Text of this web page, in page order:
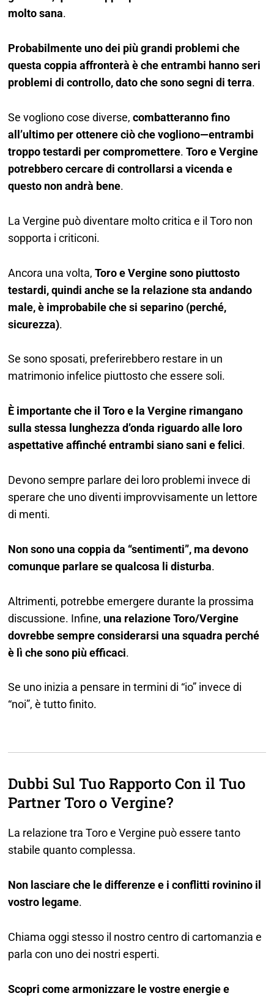
molto sana.
Probabilmente uno dei più grandi problemi che
questa coppia affronterà è che entrambi hanno seri
problemi di controllo, dato che sono segni di terra.
Se vogliono cose diverse,combatteranno fino
all’ultimo per ottenere ciò che vogliono—entrambi
troppo testardi per compromettere.Toro e Vergine
potrebbero cercare di controllarsi a vicenda e
questo non andrà bene.
La Vergine può diventare molto critica e il Toro non
sopporta i criticoni.
Ancora una volta,Toro e Vergine sono piuttosto
testardi, quindi anche se la relazione sta andando
male, è improbabile che si separino (perché,
sicurezza).
Se sono sposati, preferirebbero restare in un
matrimonio infelice piuttosto che essere soli.
È importante che il Toro e la Vergine rimangano
sulla stessa lunghezza d’onda riguardo alle loro
aspettative affinché entrambi siano sani e felici.
Devono sempre parlare dei loro problemi invece di
sperare che uno diventi improvvisamente un lettore
di menti.
Non sono una coppia da “sentimenti”, ma devono
comunque parlare se qualcosa li disturba.
Altrimenti, potrebbe emergere durante la prossima
discussione. Infine, una relazione Toro/Vergine
dovrebbe sempre considerarsi una squadra perché
è lì che sono più efficaci.
Se uno inizia a pensare in termini di “io” invece di
“noi”, è tutto finito.
Dubbi Sul Tuo Rapporto Con il Tuo
Partner Toro o Vergine?
La relazione tra Toro e Vergine può essere tanto
stabile quanto complessa.
Non lasciare che le differenze e i conflitti rovinino il
vostro legame.
Chiama oggi stesso il nostro centro di cartomanzia e
parla con uno dei nostri esperti.
Scopri come armonizzare le vostre energie e